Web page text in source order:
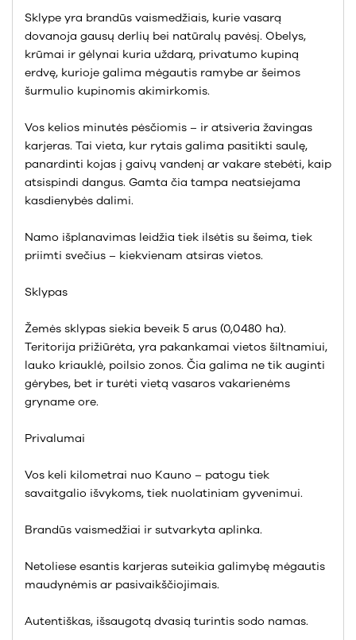
Sklype yra brandūs vaismedžiais, kurie vasarą
dovanoja gausų derlių bei natūralų pavėsį. Obelys,
krūmai ir gėlynai kuria uždarą, privatumo kupiną
erdvę, kurioje galima mėgautis ramybe ar šeimos
šurmulio kupinomis akimirkomis.
Vos kelios minutės pėsčiomis – ir atsiveria žavingas
karjeras. Tai vieta, kur rytais galima pasitikti saulę,
panardinti kojas į gaivų vandenį ar vakare stebėti, kaip
atsispindi dangus. Gamta čia tampa neatsiejama
kasdienybės dalimi.
Namo išplanavimas leidžia tiek ilsėtis su šeima, tiek
priimti svečius – kiekvienam atsiras vietos.
Sklypas
Žemės sklypas siekia beveik 5 arus (0,0480 ha).
Teritorija prižiūrėta, yra pakankamai vietos šiltnamiui,
lauko kriauklė, poilsio zonos. Čia galima ne tik auginti
gėrybes, bet ir turėti vietą vasaros vakarienėms
gryname ore.
Privalumai
Vos keli kilometrai nuo Kauno – patogu tiek
savaitgalio išvykoms, tiek nuolatiniam gyvenimui.
Brandūs vaismedžiai ir sutvarkyta aplinka.
Netoliese esantis karjeras suteikia galimybę mėgautis
maudynėmis ar pasivaikščiojimais.
Autentiškas, išsaugotą dvasią turintis sodo namas.